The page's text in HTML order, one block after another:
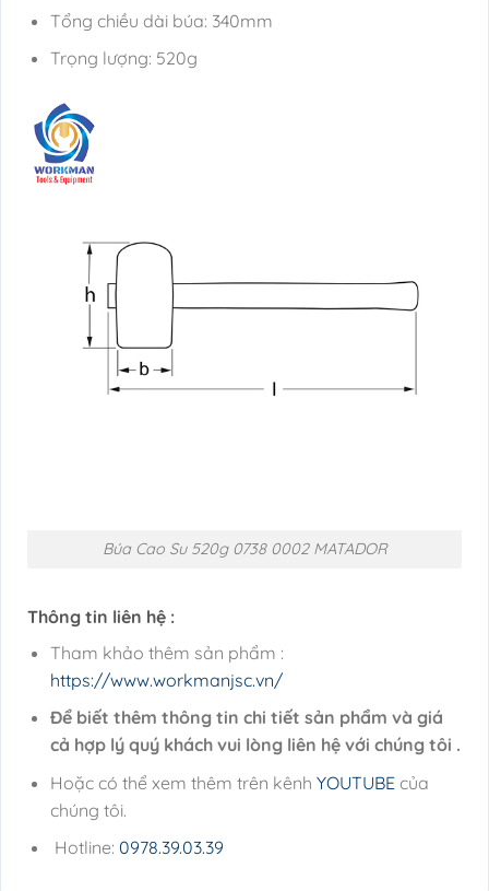
Tổng chiều dài búa: 340mm
Trọng lượng: 520g
Búa Cao Su 520g 0738 0002 MATADOR
Thông tin liên hệ :
Tham khảo thêm sản phẩm :
https://www.workmanjsc.vn/
Để biết thêm thông tin chi tiết sản phẩm và giá
cả hợp lý quý khách vui lòng liên hệ với chúng tôi .
Hoặc có thể xem thêm trên kênh YOUTUBEcủa
chúng tôi.
Hotline: 0978.39.03.39